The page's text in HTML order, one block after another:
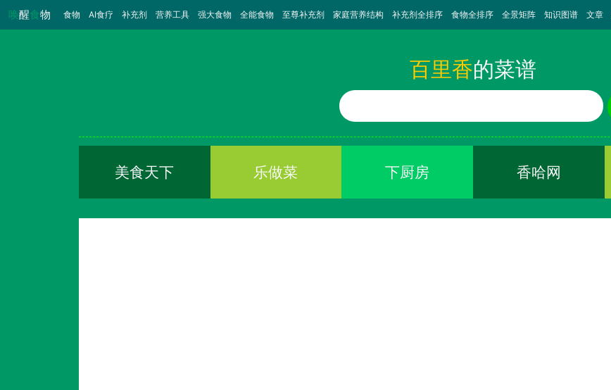
唤醒食物 食物 （当前）
AI食疗 补充剂 营养工具 强大食物 全能食物 至尊补充剂 家庭营养结构 补充剂全排序 食物全排序 全景矩阵 知识图谱 文章
百里香的菜谱
食物名称
美食天下 乐做菜 下厨房 香哈网